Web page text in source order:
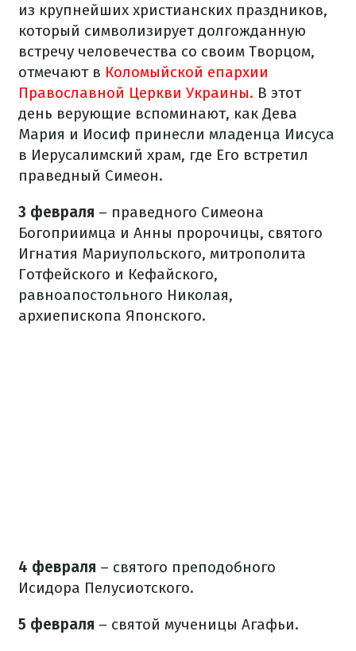
из крупнейших христианских праздников,
который символизирует долгожданную
встречу человечества со своим Творцом,
отмечают в Коломыйской епархии
Православной Церкви Украины. В этот
день верующие вспоминают, как Дева
Мария и Иосиф принесли младенца Иисуса
в Иерусалимский храм, где Его встретил
праведный Симеон.
3 февраля – праведного Симеона
Богоприимца и Анны пророчицы, святого
Игнатия Мариупольского, митрополита
Готфейского и Кефайского,
равноапостольного Николая,
архиепископа Японского.
4 февраля – святого преподобного
Исидора Пелусиотского.
5 февраля – святой мученицы Агафьи.